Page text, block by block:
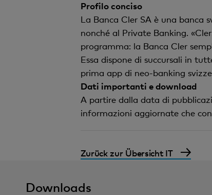
Profilo conciso
La Banca Cler SA è una banca
nonché al Private Banking.
programma: la Banca Cler
Essa dispone di succursali in
prima app di neo-banking
Dati importanti e download
A partire dalla data di
informazioni aggiornate che
Zurück zur Übersicht IT
Downloads